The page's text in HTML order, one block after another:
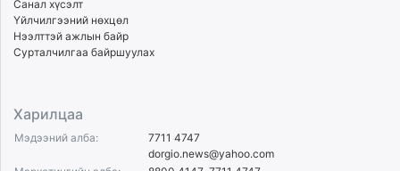
Санал хүсэлт
Үйлчилгээний нөхцөл
Нээлттэй ажлын байр
Сурталчилгаа байршуулах
Харилцаа
Мэдээний алба:
7711 4747
dorgio.news@yahoo.com